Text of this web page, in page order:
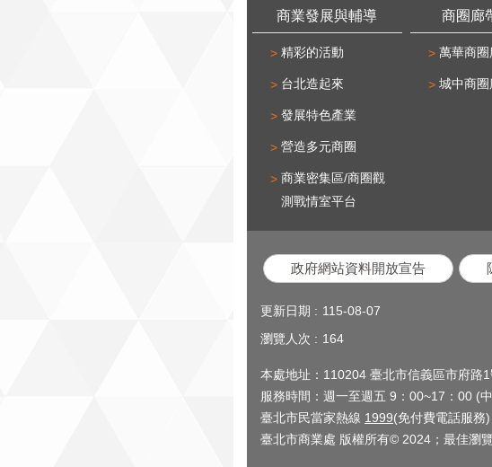
商業發展與輔導
精彩的活動
台北造起來
發展特色產業
營造多元商圈
商業密集區/商圈觀
測戰情室平台
商圈廊
萬華商圈
城中商圈
政府網站資料開放宣告
更新日期
115-08-07
瀏覽人次
164
本處地址：110204 臺北市信義區市府路
服務時間：週一至週五 9：00~17：00 (
臺北市民當家熱線 1999(免付費電話服
臺北市商業處 版權所有© 2024；最佳瀏